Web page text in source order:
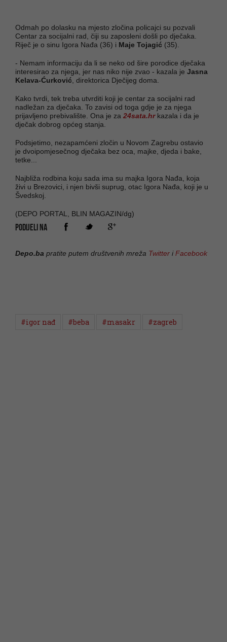
Odmah po dolasku na mjesto zločina policajci su pozvali
Centar za socijalni rad, čiji su zaposleni došli po dječaka.
Riječ je o sinu Igora Nađa (36) i Maje Tojagić (35).
- Nemam informaciju da li se neko od šire porodice dječaka
interesirao za njega, jer nas niko nije zvao - kazala je Jasna
Kelava-Ćurković , direktorica Dječijeg doma.
Kako tvrdi, tek treba utvrditi koji je centar za socijalni rad
nadležan za dječaka. To zavisi od toga gdje je za njega
prijavljeno prebivalište. Ona je za 24sata.hrkazala i da je
dječak dobrog općeg stanja.
Podsjetimo, nezapamćeni zločin u Novom Zagrebu ostavio
je dvoipomjesečnog dječaka bez oca, majke, djeda i bake,
tetke...
Najbliža rodbina koju sada ima su majka Igora Nađa, koja
živi u Brezovici, i njen bivši suprug, otac Igora Nađa, koji je u
Švedskoj.
(DEPO PORTAL, BLIN MAGAZIN/dg)
PODIJELI NA
Depo.ba pratite putem društvenih mreža Twitter iFacebook
#igor nađ #beba #masakr #zagreb